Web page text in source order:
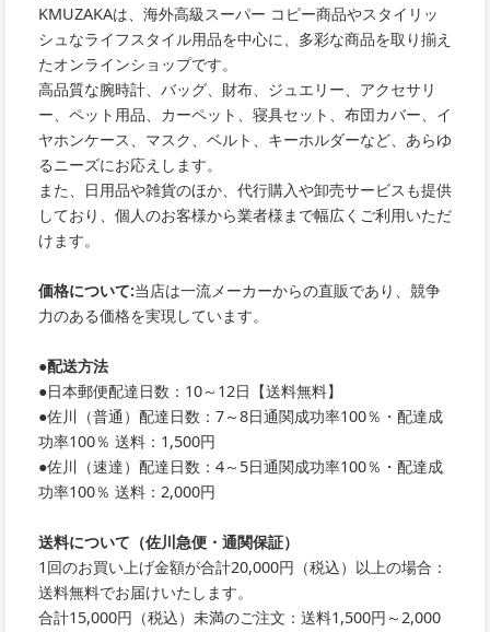
KMUZAKAは、海外高級スーパー コピー商品やスタイリッ
シュなライフスタイル用品を中心に、多彩な商品を取り揃え
たオンラインショップです。
高品質な腕時計、バッグ、財布、ジュエリー、アクセサリ
ー、ペット用品、カーペット、寝具セット、布団カバー、イ
ヤホンケース、マスク、ベルト、キーホルダーなど、あらゆ
るニーズにお応えします。
また、日用品や雑貨のほか、代行購入や卸売サービスも提供
しており、個人のお客様から業者様まで幅広くご利用いただ
けます。
価格について:当店は一流メーカーからの直販であり、競争
力のある価格を実現しています。
●配送方法
●日本郵便配達日数：10～12日【送料無料】
●佐川（普通）配達日数：7～8日通関成功率100％・配達成
功率100％ 送料：1,500円
●佐川（速達）配達日数：4～5日通関成功率100％・配達成
功率100％ 送料：2,000円
送料について（佐川急便・通関保証）
1回のお買い上げ金額が合計20,000円（税込）以上の場合：
送料無料でお届けいたします。
合計15,000円（税込）未満のご注文：送料1,500円～2,000